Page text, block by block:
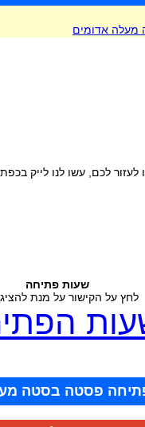
אדומים
לעזור לכם, עשו לנו לייק
שעות פתיחה
לחץ על הקישור על מנת
פסטה בסטה